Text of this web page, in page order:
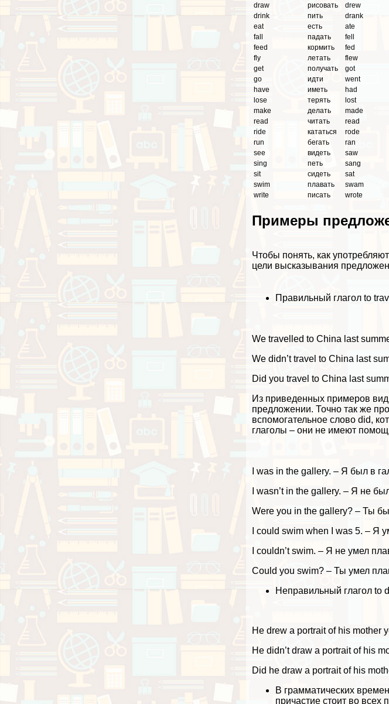
draw
рисовать drew
drink
пить drank
eat
есть ate
fall
падать fell
feed
кормить fed
fly
летать flew
get
получать got
go
идти went
have
иметь had
lose
терять lost
make
делать made
read
читать read
ride
кататься rode
run
бегать ran
see
видеть saw
sing
петь sang
sit
сидеть sat
swim
плавать swam
write
писать wrote
Примеры
Чтобы понять, как
цели высказывания
Правильный глагол to
We travelled to China last
We didn’t travel to China last
Did you travel to China last
Из приведенных примеров
предложении. Точно так же
вспомогательное слово did,
глаголы – они не имеют
I was in the gallery. – Я был в
I wasn’t in the gallery. – Я не
Were you in the gallery? – Ты
I could swim when I was 5. – Я
I couldn’t swim. – Я не умел
Could you swim? – Ты умел
Неправильный глагол to
He drew a portrait of his mother
He didn’t draw a portrait of his
Did he draw a portrait of his
В грамматических
причастие стоит во всех